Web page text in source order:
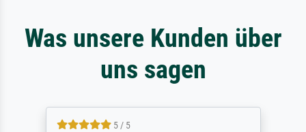
Was unsere Kunden über
uns sagen
5 / 5